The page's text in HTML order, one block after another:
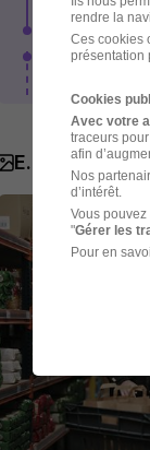
Bienvenue
Voir plus
E.Leclerc en
rendre la
Ces cookies
présentation
Cookies
Avec votre
traceurs
afin
Nos
d’intérêt.
Vous
"Gérer les
Pour en